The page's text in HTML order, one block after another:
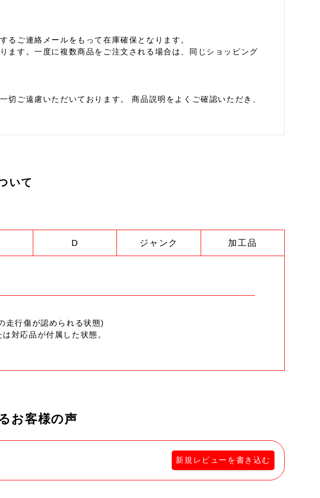
るご連絡メールをもって在庫確保となります。
ます。一度に複数商品をご注文される場合は、同じショッピング
切ご遠慮いただいております。 商品説明をよくご確認いただき、
いて
D ジャンク 加工品
走行傷が認められる状態)
対応品が付属した状態。
お客様の声
新規レビューを書き込む